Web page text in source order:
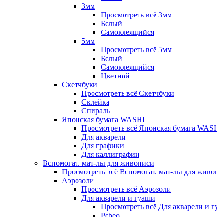
3мм
Просмотреть всё 3мм
Белый
Самоклеящийся
5мм
Просмотреть всё 5мм
Белый
Самоклеящийся
Цветной
Скетчбуки
Просмотреть всё Скетчбуки
Склейка
Спираль
Японская бумага WASHI
Просмотреть всё Японская бумага
Для акварели
Для графики
Для каллиграфии
Вспомогат. мат-лы для живописи
Просмотреть всё Вспомогат. мат-лы для
Аэрозоли
Просмотреть всё Аэрозоли
Для акварели и гуаши
Просмотреть всё Для акварели и
Pebeo